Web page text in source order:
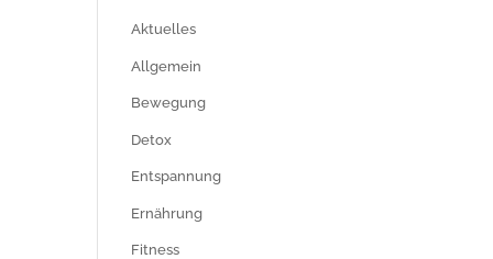
Aktuelles
Allgemein
Bewegung
Detox
Entspannung
Ernährung
Fitness